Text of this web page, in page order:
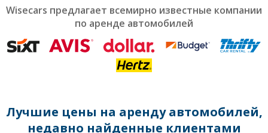
mark
get
the
dates.
Wisecars предлагает всемирно известные компании
по аренде автомобилей
Лучшие цены на аренду автомобилей,
недавно найденные клиентами